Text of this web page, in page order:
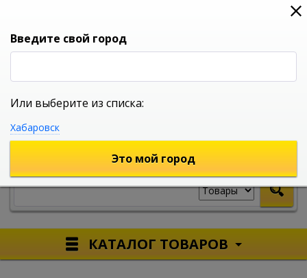
0
УНИВЕРСАЛЬНЫЙ ИНТЕРНЕТ МАГАЗИН
КАТАЛОГ ТОВАРОВ
Введите свой город
Или выберите из списка:
Хабаровск
Это мой город